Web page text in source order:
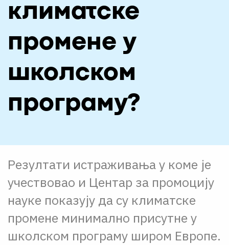
ЦПН
климатске
промене у
школском
програму?
Резултати истраживања у коме је
учествовао и Центар за промоцију
науке показују да су климатске
промене минимално присутне у
школском програму широм Европе.